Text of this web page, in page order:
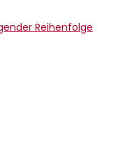
Reihenfolge